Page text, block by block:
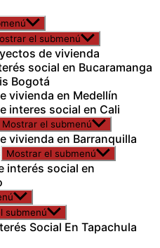
el submenú
de vivienda
social en Bucaramanga
Bogotá
vivienda en Medellín
interes social en Cali
Mostrar el submenú
vivienda en Barranquilla
Mostrar el submenú
interés social en
submenú
Social En Tapachula